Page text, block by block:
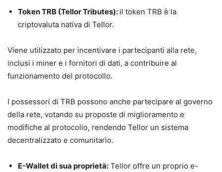
Token TRB (Tellor Tributes): il token TRB è la
criptovaluta nativa di Tellor.
Viene utilizzato per incentivare i partecipanti alla rete,
inclusi i miner e i fornitori di dati, a contribuire al
funzionamento del protocollo.
I possessori di TRB possono anche partecipare al governo
della rete, votando su proposte di miglioramento e
modifiche al protocollo, rendendo Tellor un sistema
decentralizzato e comunitario.
E-Wallet di sua proprietà: Tellor offre un proprio e-